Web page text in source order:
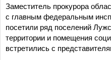
Заместитель прокурора
с главным федеральным
посетили ряд поселений
территории и помещения
встретились с